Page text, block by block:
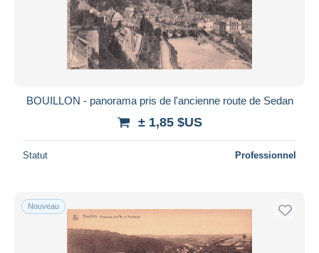
BOUILLON - panorama pris de l'ancienne route de Sedan
± 1,85 $US
Statut Professionnel
Nouveau